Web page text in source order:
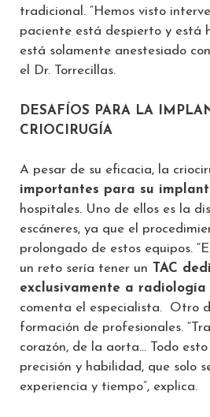
tradicional. “Hemos visto
paciente está despierto y está
está solamente anestesiado
el Dr. Torrecillas.
DESAFÍOS PARA LA
CRIOCIRUGÍA
A pesar de su eficacia, la
importantes para su
hospitales. Uno de ellos es la
escáneres, ya que el
prolongado de estos equipos.
un reto sería tener un TAC
exclusivamente a
comenta el especialista. Otro
formación de profesionales.
corazón, de la aorta… Todo
precisión y habilidad, que solo
experiencia y tiempo”, explica.